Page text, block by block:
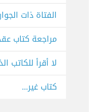
مراجعة كتاب
لا أقرأ للكاتب
كتاب غير...